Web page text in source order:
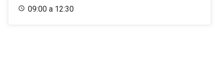
09:00 a 12:30